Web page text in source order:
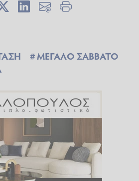
ΜΕΓΑΛΟ ΣΑΒΒΑΤΟ